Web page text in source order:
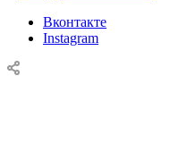
Вконтакте
Instagram